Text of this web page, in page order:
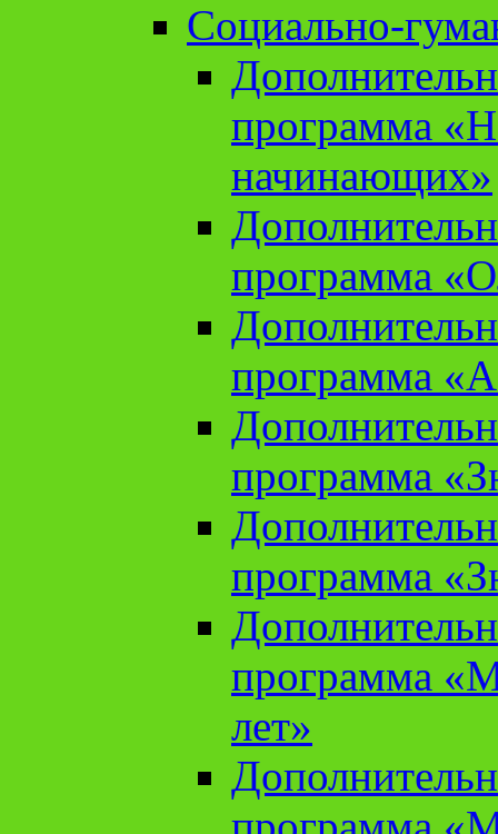
Социально-
программа
начинающих»
программа
программа
программа
программа
программа
лет»